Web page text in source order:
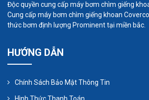
Độc quyền cung cấp máy bơm chìm giếng
Cung cấp máy bơm chìm giếng khoan
thức bơm định lượng Prominent tại miền bắc.
HƯỚNG DẪN
Chính Sách Bảo Mật Thông Tin